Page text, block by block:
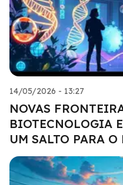
14/05/2026 - 13:27
NOVAS
BIOTECNOLOGIA
UM SALTO PARA O